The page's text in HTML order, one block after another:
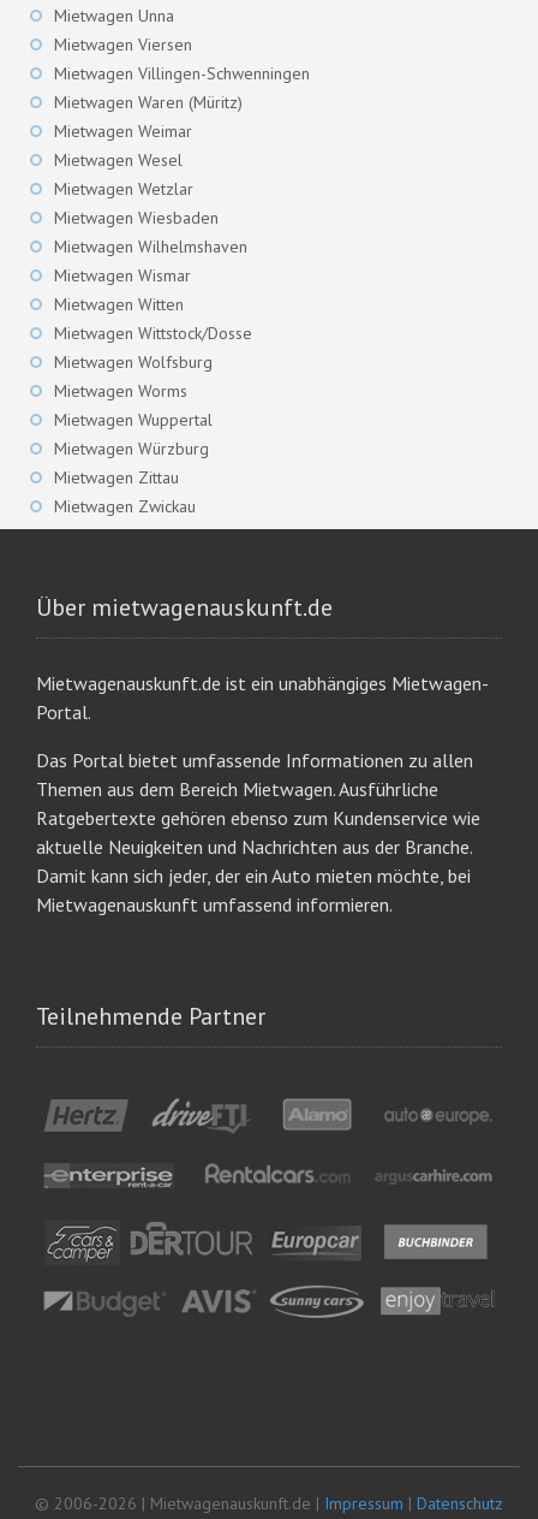
Mietwagen Unna
Mietwagen Viersen
Mietwagen Villingen-Schwenningen
Mietwagen Waren (Müritz)
Mietwagen Weimar
Mietwagen Wesel
Mietwagen Wetzlar
Mietwagen Wiesbaden
Mietwagen Wilhelmshaven
Mietwagen Wismar
Mietwagen Witten
Mietwagen Wittstock/Dosse
Mietwagen Wolfsburg
Mietwagen Worms
Mietwagen Wuppertal
Mietwagen Würzburg
Mietwagen Zittau
Mietwagen Zwickau
Über mietwagenauskunft.de
Mietwagenauskunft.de ist ein unabhängiges Mietwagen-
Portal.
Das Portal bietet umfassende Informationen zu allen
Themen aus dem Bereich Mietwagen. Ausführliche
Ratgebertexte gehören ebenso zum Kundenservice wie
aktuelle Neuigkeiten und Nachrichten aus der Branche.
Damit kann sich jeder, der ein Auto mieten möchte, bei
Mietwagenauskunft umfassend informieren.
Teilnehmende Partner
© 2006-2026 | Mietwagenauskunft.de | Impressum | Datenschutz